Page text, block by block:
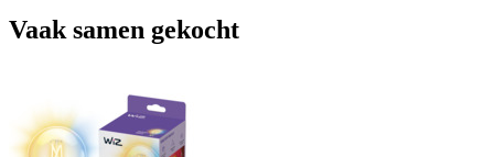
Vaak samen gekocht